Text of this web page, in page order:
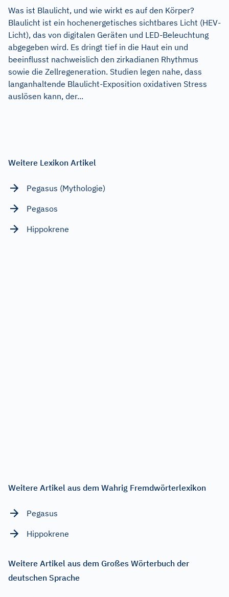
Was ist Blaulicht, und wie wirkt es auf den Körper?
Blaulicht ist ein hochenergetisches sichtbares Licht (HEV-
Licht), das von digitalen Geräten und LED-Beleuchtung
abgegeben wird. Es dringt tief in die Haut ein und
beeinflusst nachweislich den zirkadianen Rhythmus
sowie die Zellregeneration. Studien legen nahe, dass
langanhaltende Blaulicht-Exposition oxidativen Stress
auslösen kann, der...
Weitere Lexikon Artikel
Pegasus (Mythologie)
Pegasos
Hippokrene
Weitere Artikel aus dem Wahrig Fremdwörterlexikon
Pegasus
Hippokrene
Weitere Artikel aus dem Großes Wörterbuch der
deutschen Sprache